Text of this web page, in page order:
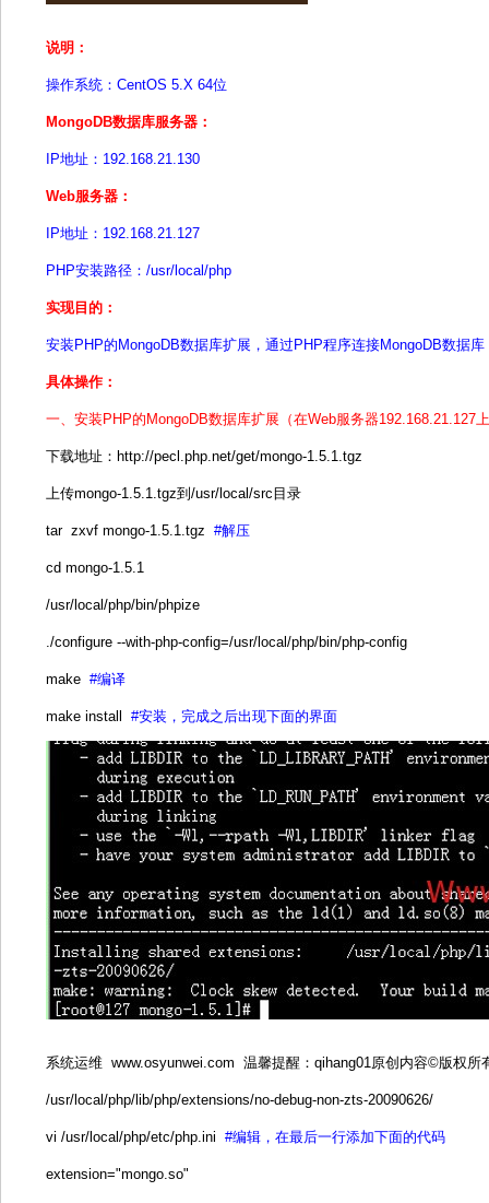
说明：
操作系统：CentOS 5.X 64位
MongoDB数据库服务器：
IP地址：192.168.21.130
Web服务器：
IP地址：192.168.21.127
PHP安装路径：/usr/local/php
实现目的：
安装PHP的MongoDB数据库扩展，通过PHP程序连接MongoDB数据库
具体操作：
一、安装PHP的MongoDB数据库扩展（在Web服务器192.168.21.127
下载地址：http://pecl.php.net/get/mongo-1.5.1.tgz
上传mongo-1.5.1.tgz到/usr/local/src目录
tar zxvf mongo-1.5.1.tgz #解压
cd mongo-1.5.1
/usr/local/php/bin/phpize
./configure --with-php-config=/usr/local/php/bin/php-config
make #编译
make install #安装，完成之后出现下面的界面
系统运维 www.osyunwei.com 温馨提醒：qihang01原创内容©版权所
/usr/local/php/lib/php/extensions/no-debug-non-zts-20090626/
vi /usr/local/php/etc/php.ini #编辑，在最后一行添加下面的代码
extension="mongo.so"